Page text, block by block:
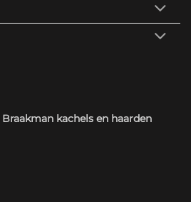
Braakman kachels en haarden